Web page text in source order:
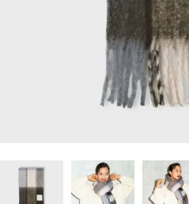
ファッション
SHOES/SOCKS シューズ・ソックス
サンリオ ダイカット
トート
BRAND